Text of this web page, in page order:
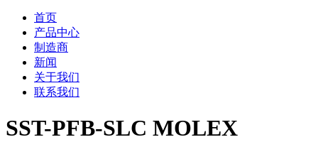
首页
产品中心
制造商
新闻
关于我们
联系我们
SST-PFB-SLC MOLEX